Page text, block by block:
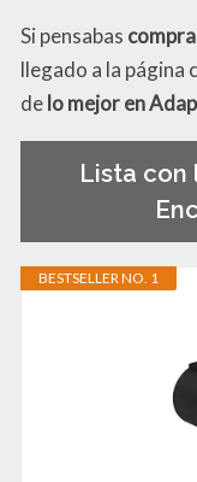
Si pensabas
llegado a la página
delo mejor en
Lista con
BESTSELLER NO. 1